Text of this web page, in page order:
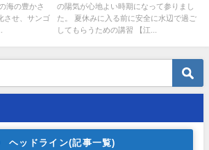
海の豊かさ
させ、サンゴ
知らせ
の陽気が心地よい時期になって参りまし
た。 夏休みに入る前に安全に水辺で過ご
してもらうための講習 【江...
ヘッドライン(記事一覧)